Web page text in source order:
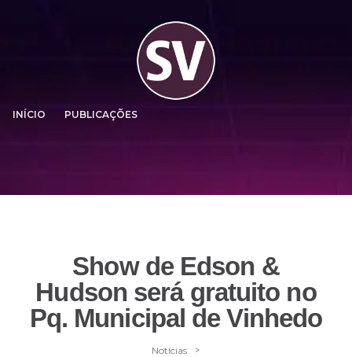
INÍCIO PUBLICAÇÕES
Show de Edson &
Hudson será gratuito no
Pq. Municipal de Vinhedo
Notícias >